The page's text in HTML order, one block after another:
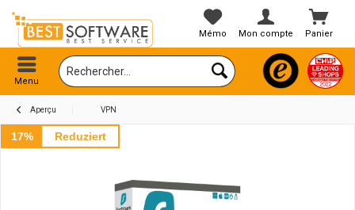
Panier
Mémo Mon compte
Menu
Aperçu VPN
17% Reduziert